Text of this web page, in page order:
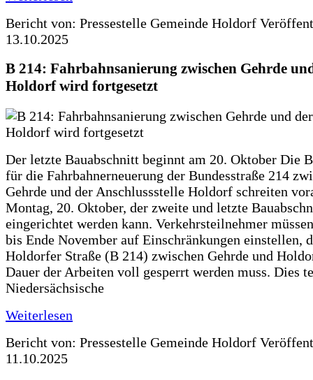
Bericht von: Pressestelle Gemeinde Holdorf
13.10.2025
B 214: Fahrbahnsanierung zwischen Gehrde
Holdorf wird fortgesetzt
Der letzte Bauabschnitt beginnt am 20. Oktober Die
für die Fahrbahnerneuerung der Bundesstraße 214
Gehrde und der Anschlussstelle Holdorf schreiten
Montag, 20. Oktober, der zweite und letzte
eingerichtet werden kann. Verkehrsteilnehmer
bis Ende November auf Einschränkungen einstellen,
Holdorfer Straße (B 214) zwischen Gehrde und
Dauer der Arbeiten voll gesperrt werden muss. Dies
Niedersächsische
Weiterlesen
Bericht von: Pressestelle Gemeinde Holdorf
11.10.2025